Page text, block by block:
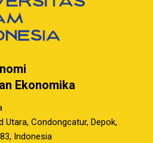
Ekonomika
Utara, Condongcatur, Depok,
Indonesia